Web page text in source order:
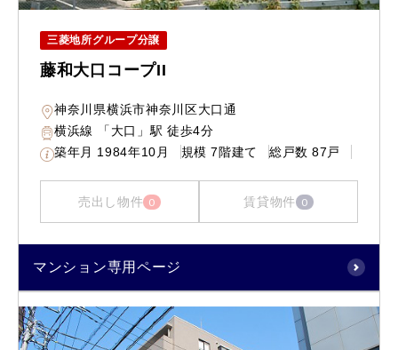
三菱地所グループ分譲
藤和大口コープII
神奈川県横浜市神奈川区大口通
横浜線 「大口」駅 徒歩4分
築年月 1984年10月 規模 7階建て 総戸数 87戸
売出し物件 0 賃貸物件 0
マンション専用ページ